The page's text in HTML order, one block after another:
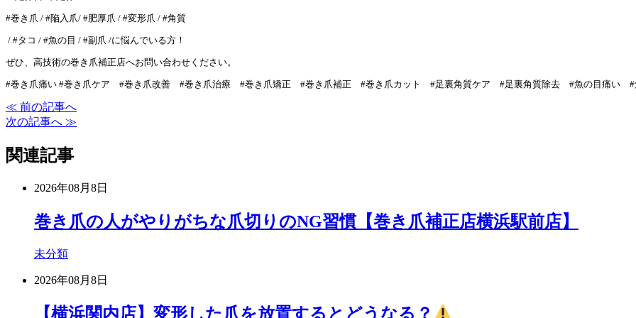
#巻き爪 / #陥入爪/ #肥厚爪 / #変形爪 / #角質
/ #タコ / #魚の目 / #副爪 /に悩んでいる方！
ぜひ、高技術の巻き爪補正店へお問い合わせください。
#巻き爪痛い #巻き爪ケア #巻き爪改善 #巻き爪治療 #巻き爪矯正 #巻き爪補正 #巻き爪カット #足裏角質ケア #足裏角質除去 #魚の目痛い #
≪ 前の記事へ
次の記事へ ≫
関連記事
2026年08月8日
巻き爪の人がやりがちな爪切りのNG習慣【巻き爪補正店横浜駅前店】
未分類
2026年08月8日
【横浜関内店】変形した爪を放置するとどうなる？